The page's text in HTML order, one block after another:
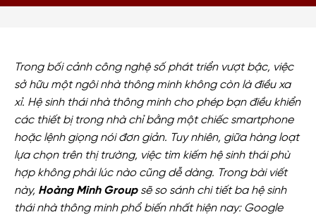
Trong bối cảnh công nghệ số phát triển vượt bậc, việc
sở hữu một ngôi nhà thông minh không còn là điều xa
xỉ. Hệ sinh thái nhà thông minh cho phép bạn điều khiển
các thiết bị trong nhà chỉ bằng một chiếc smartphone
hoặc lệnh giọng nói đơn giản. Tuy nhiên, giữa hàng loạt
lựa chọn trên thị trường, việc tìm kiếm hệ sinh thái phù
hợp không phải lúc nào cũng dễ dàng. Trong bài viết
này, Hoàng Minh Groupsẽ so sánh chi tiết ba hệ sinh
thái nhà thông minh phổ biến nhất hiện nay: Google